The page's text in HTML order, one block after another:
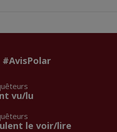
#AvisPolar
vu/lu
le voir/lire